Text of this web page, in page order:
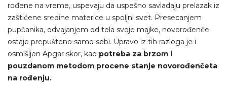
rođene na vreme, uspevaju da uspešno savladaju prelazak iz
zaštićene sredine materice u spoljni svet. Presecanjem
pupčanika, odvajanjem od tela svoje majke, novorođenče
ostaje prepušteno samo sebi. Upravo iz tih razloga je i
osmišljen Apgar skor, kao potreba za brzom i
pouzdanom metodom procene stanje novorođenčeta
na rođenju.